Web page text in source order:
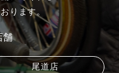
ります。
舗
尾道店